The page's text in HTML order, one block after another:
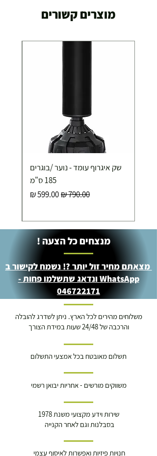
מוצרים קשורים
שק איגרוף עומד - נוער /בוגרים
185 ס"מ
מחיר רגילמחיר מבצע
מנצחים כל הצעה !
מצאתם מחיר זול יותר ?! נשמח לקישור ב
WhatsApp ונדאג שתשלמו פחות -
046722171
משלוחים מהירים לכל הארץ. ניתן לשדרג להובלה
והרכבה של 24/48 שעות במידת הצורך
תשלום מאובטח בכל אמצעי התשלום
משווקים מורשים - אחריות יבואן רשמי
שירות וידע מקצועי משנת 1978
בסבלנות וגם לאחר הקנייה
חנויות פיזיות ואפשרות לאיסוף עצמי